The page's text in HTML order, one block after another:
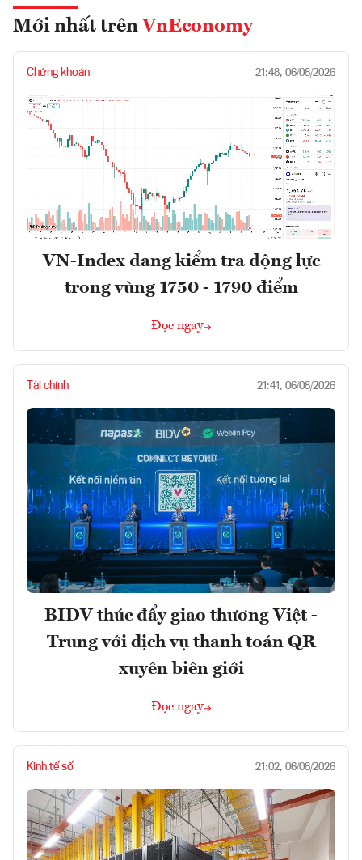
Mới nhất trên VnEconomy
Chứng khoán 21:48, 06/08/2026
VN-Index đang kiểm tra động lực
trong vùng 1750 - 1790 điểm
Đọc ngay
Tài chính 21:41, 06/08/2026
BIDV thúc đẩy giao thương Việt -
Trung với dịch vụ thanh toán QR
xuyên biên giới
Đọc ngay
Kinh tế số 21:02, 06/08/2026